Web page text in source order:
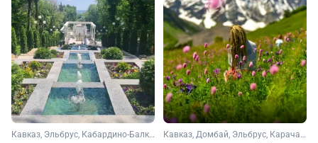
Кавказ, Эльбрус, Кабардино-Балкария, Карачаево-Черкесия, Ингушетия, Ставропольский край, Кавказские Минеральные Воды Кавказ, Домбай, Эльбрус, Карачаево-Черкесия, Кабардино-Балкария, Ставропольский край, Кавказские Минеральные Воды